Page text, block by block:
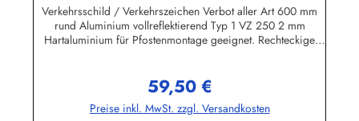
reflektierend Typ 1 VZ 250
Verkehrsschild / Verkehrszeichen Verbot aller Art 600 mm
rund Aluminium vollreflektierend Typ 1 VZ 250 2 mm
Hartaluminium für Pfostenmontage geeignet. Rechteckige
Größen lieferbar! Wir führen ausschließlich beste Qualität
"Made in Germany". Bitte beachten Sie beim Preisvergleich:
Die Verkehrszeichen entsprechen den Bestimmungen der
Regulärer Preis:
59,50 €
Preise inkl. MwSt. zzgl. Versandkosten